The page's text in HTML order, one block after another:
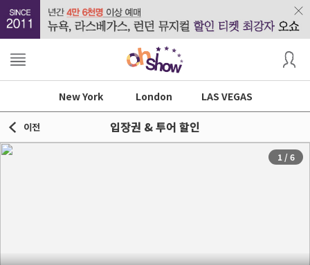
New York London LAS VEGAS
이전 입장권 & 투어 할인
1 /6